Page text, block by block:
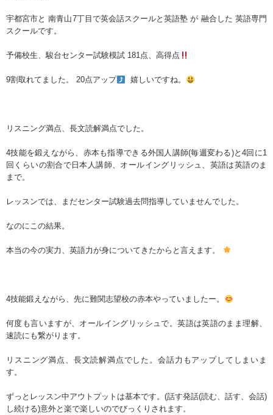
宇都宮市と 南青山7丁目で英会話スクールと英語塾 が 融合した 英語専門
スクールです。
予備校生、駿台センター試験模試 181点、高得点
9割取れてました。 20点アップ 嬉しいですね。
リスニング満点、長文読解満点でした。
4技能を鍛えながら、赤本も指導できる外国人講師(毎週変わる)と4回に1
回くらいの割合で日本人講師、オールイングリッシュ、英語は英語のま
まで。
レッスンでは、まだセンター試験過去問指導していませんでした。
なのにこの結果。
本当の今の実力、英語力が身についてきたからと言えます。
4技能鍛えながら、先に難関志望校の赤本やっていましたー。
何度も言いますが、オールイングリッシュで。英語は英語のまま理解、
速読にも繋がります。
リスニング満点、長文読解満点でした。会話力もアップしてしまいま
す。
ずっとレッスン中アウトプットは基本です。(話す発話(読む、話す、会話)
し続ける)意外と楽で楽しいのでびっくりされます。